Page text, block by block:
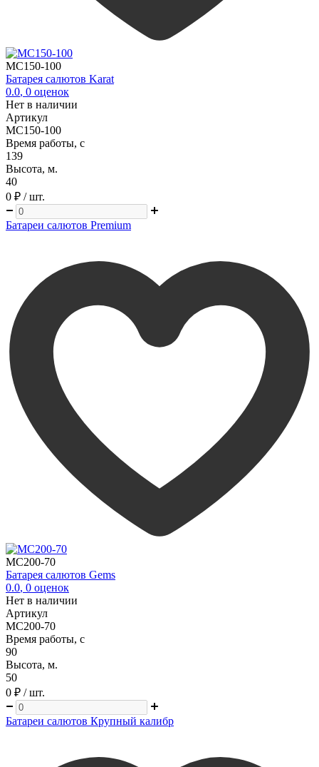
MC150-100
Батарея салютов Karat
0.0, 0 оценок
Нет в наличии
Артикул
MC150-100
Время работы, с
139
Высота, м.
40
0 ₽ / шт.
Батареи салютов Premium
MC200-70
Батарея салютов Gems
0.0, 0 оценок
Нет в наличии
Артикул
MC200-70
Время работы, с
90
Высота, м.
50
0 ₽ / шт.
Батареи салютов Крупный калибр